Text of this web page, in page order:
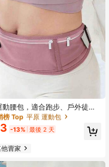
動腰包，適合跑步、戶外徒
和夜跑，可放置手機。反光
，方便夜跑使用。
榜 Top
平原 運動包
前成立
榜 Top
平原 運動包
前成立
榜 Top 平原 運動包
前成立
-13% 最後 2 天
賣家